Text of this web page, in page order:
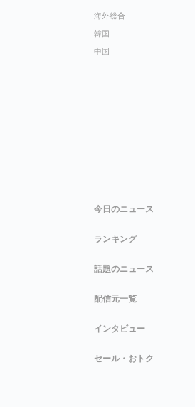
海外総合
韓国
中国
今日のニュース
ランキング
話題のニュース
配信元一覧
インタビュー
セール・おトク